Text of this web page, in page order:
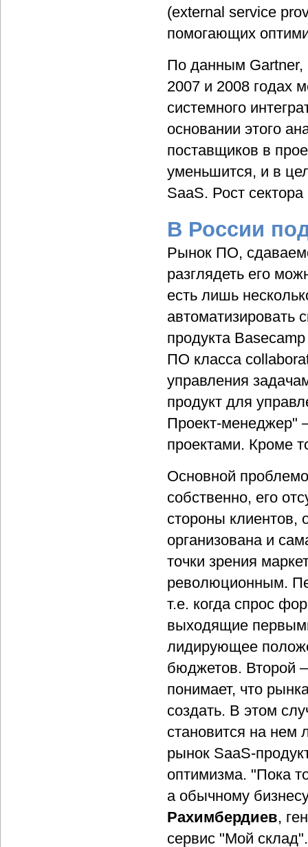
(external service
помогающих
По данным Gartner,
2007 и 2008 годах
системного
основании этого
поставщиков в
уменьшится, и в
SaaS. Рост
В России
Рынок ПО,
разглядеть его
есть лишь
автоматизировать
продукта
ПО класса
управления
продукт для
Проект-менеджер"
проектами. Кроме
Основной
собственно, его
стороны клиентов,
организована и
точки зрения
революционным.
т.е. когда спрос
выходящие
лидирующее
бюджетов. Второй
понимает, что
создать. В этом
становится на нем
рынок SaaS-
оптимизма. "Пока
а обычному
Рахимбердиев,
сервис "Мой